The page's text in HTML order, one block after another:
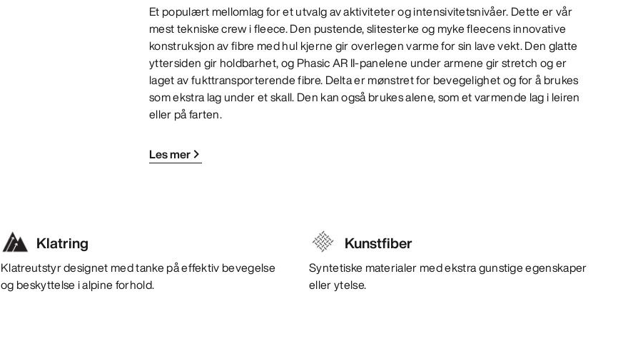
Et populært mellomlag for et utvalg av aktiviteter og intensivitetsnivåer. Dette er vår
mest tekniske crew i fleece. Den pustende, slitesterke og myke fleecens innovative
konstruksjon av fibre med hul kjerne gir overlegen varme for sin lave vekt. Den glatte
yttersiden gir holdbarhet, og Phasic AR II-panelene under armene gir stretch og er
laget av fukttransporterende fibre. Delta er mønstret for bevegelighet og for å brukes
som ekstra lag under et skall. Den kan også brukes alene, som et varmende lag i leiren
eller på farten.
Les mer
Klatring
Klatreutstyr designet med tanke på effektiv bevegelse
og beskyttelse i alpine forhold.
Kunstfiber
Syntetiske materialer med ekstra gunstige egenskaper
eller ytelse.